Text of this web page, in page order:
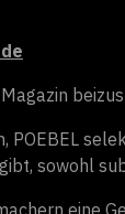
sowohl
eine